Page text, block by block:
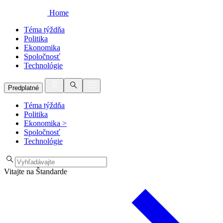
Home
Téma týždňa
Politika
Ekonomika
Spoločnosť
Technológie
Predplatné
Téma týždňa
Politika
Ekonomika >
Spoločnosť
Technológie
Vitajte na Štandarde